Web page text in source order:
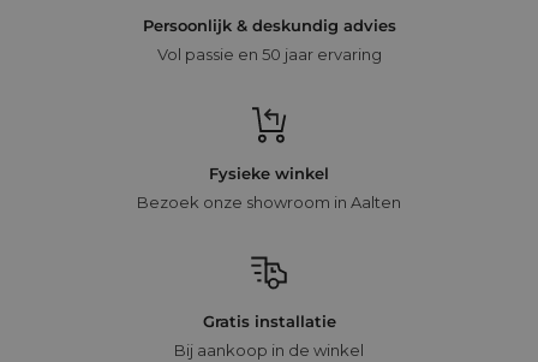
Persoonlijk & deskundig advies
Vol passie en 50 jaar ervaring
Fysieke winkel
Bezoek onze showroom in Aalten
Gratis installatie
Bij aankoop in de winkel